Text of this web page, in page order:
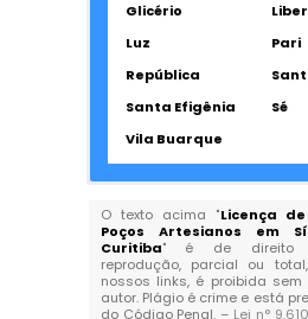
Glicério
Luz
Pari
República
Santa Efigênia
Sé
Vila Buarque
O texto acima "Licença
Poços Artesianos em
Curitiba" é de direito
reprodução, parcial ou
nossos links, é proibida
autor. Plágio é crime e está
do Código Penal. – Lei n°